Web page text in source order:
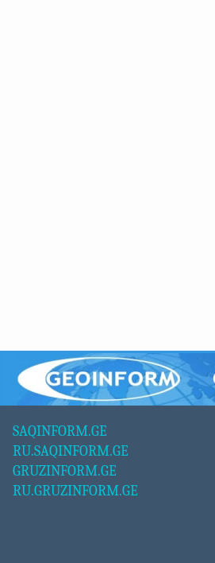
SAQINFORM.GE
RU.SAQINFORM.GE
GRUZINFORM.GE
RU.GRUZINFORM.GE